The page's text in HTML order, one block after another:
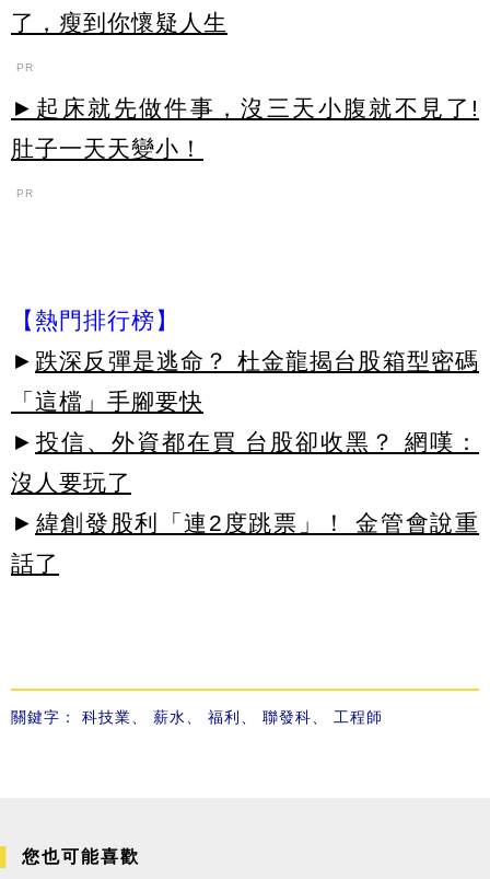
了，瘦到你懷疑人生
PR
►起床就先做件事，沒三天小腹就不見了!
肚子一天天變小！
PR
【熱門排行榜】
► 跌深反彈是逃命？ 杜金龍揭台股箱型密碼
「這檔」手腳要快
► 投信、外資都在買 台股卻收黑？ 網嘆：
沒人要玩了
► 緯創發股利「連2度跳票」！ 金管會說重
話了
關鍵字： 科技業 薪水 福利 聯發科 工程師
您也可能喜歡